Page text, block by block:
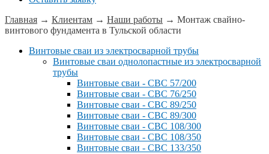
Главная → Клиентам → Наши работы → Монтаж свайно-
винтового фундамента в Тульской области
Винтовые сваи из электросварной трубы
Винтовые сваи однолопастные из электросварной
трубы
Винтовые сваи - СВС 57/200
Винтовые сваи - СВС 76/250
Винтовые сваи - СВС 89/250
Винтовые сваи - СВС 89/300
Винтовые сваи - СВС 108/300
Винтовые сваи - СВС 108/350
Винтовые сваи - СВС 133/350